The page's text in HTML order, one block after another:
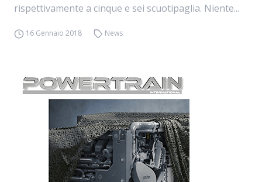
rispettivamente a cinque e sei scuotipaglia. Niente...
16 Gennaio 2018 News